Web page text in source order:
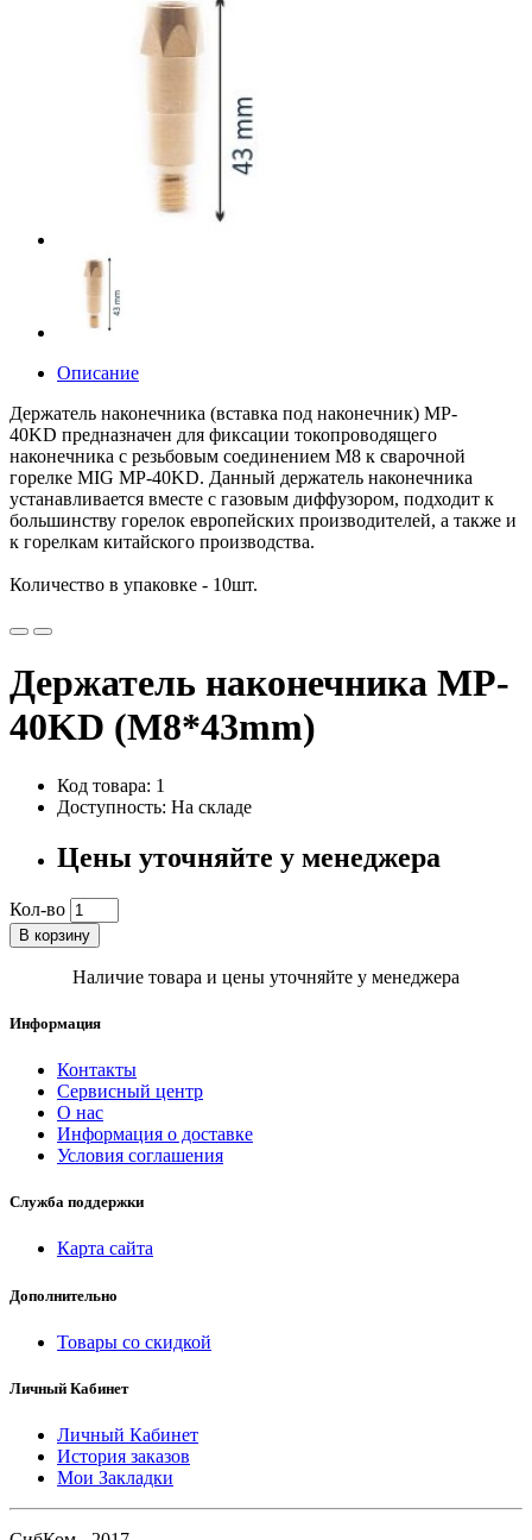
Описание
Держатель наконечника (вставка под наконечник) MP-
40KD предназначен для фиксации токопроводящего
наконечника с резьбовым соединением М8 к сварочной
горелке MIG MP-40KD. Данный держатель наконечника
устанавливается вместе с газовым диффузором, подходит к
большинству горелок европейских производителей, а также и
к горелкам китайского производства.
Количество в упаковке - 10шт.
Держатель наконечника MP-
40KD (М8*43mm)
Код товара: 1
Доступность: На складе
Цены уточняйте у менеджера
Кол-во
В корзину
Наличие товара и цены уточняйте у менеджера
Информация
Контакты
Сервисный центр
О нас
Информация о доставке
Условия соглашения
Служба поддержки
Карта сайта
Дополнительно
Товары со скидкой
Личный Кабинет
Личный Кабинет
История заказов
Мои Закладки